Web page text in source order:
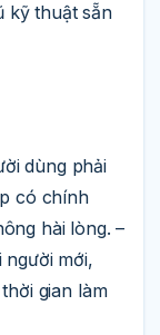
kỹ thuật sẵn
dùng phải
có chính
hài lòng. –
người mới,
gian làm